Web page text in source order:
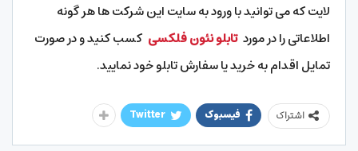
لایت که می توانید با ورود به سایت این شرکت ها هر گونه
اطلاعاتی را در موردتابلو نئون فلکسی کسب کنید و در صورت
تمایل اقدام به خرید یا سفارش تابلو خود نمایید.
اشتراک فیسبوک Twitter